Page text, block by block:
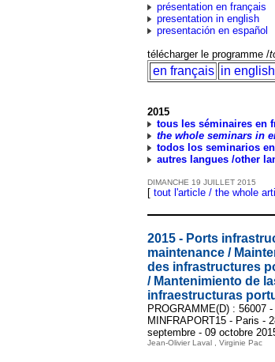
présentation en français
presentation in english
presentación en español
télécharger le programme /
en français in english
2015
tous les séminaires en
the whole seminars in
todos los seminarios en
autres langues /other
DIMANCHE 19 JUILLET 2015
[ tout l'article / the whole
2015 - Ports
maintenance /
des infrastructures
/ Mantenimiento de
infraestructuras
PROGRAMME(D) : 56007 -
MINFRAPORT15 - Paris -
septembre - 09 octobre
Jean-Olivier Laval , Virginie Pac